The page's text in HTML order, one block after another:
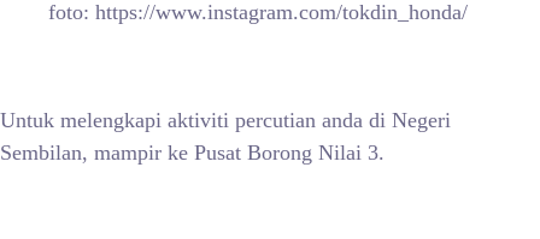
foto: https://www.instagram.com/tokdin_honda/
Untuk melengkapi aktiviti percutian anda di Negeri
Sembilan, mampir ke Pusat Borong Nilai 3.